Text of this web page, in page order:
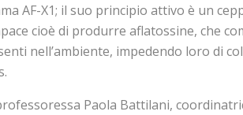
AF-X1; il suo principio attivo è un
cioè di produrre aflatossine, che
nell’ambiente, impedendo loro di
Paola Battilani,